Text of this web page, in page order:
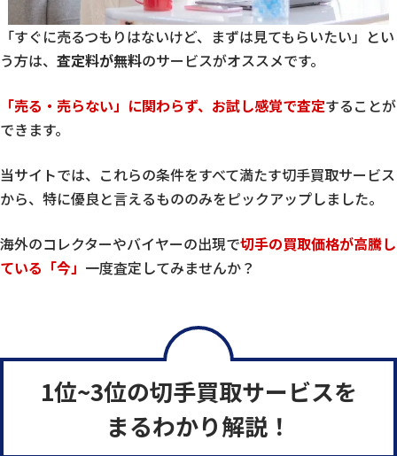
「すぐに売るつもりはないけど、まずは見てもらいたい」とい
う方は、 査定料が無料のサービスがオススメです。
「売る・売らない」に関わらず、お試し感覚で査定することが
できます。
当サイトでは、これらの条件をすべて満たす切手買取サービス
から、特に優良と言えるもののみをピックアップしました。
海外のコレクターやバイヤーの出現で切手の買取価格が高騰し
ている「今」 一度査定してみませんか？
1位~3位の切手買取サービスを
まるわかり解説！